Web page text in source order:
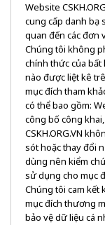
Website
cung cấp danh bạ
quan đến các đơn
Chúng tôi không
chính thức của
nào được liệt kê
mục đích tham
có thể bao gồm:
công bố công
CSKH.ORG.VN
sót hoặc thay đổi
dùng nên kiểm
sử dụng cho mục
Chúng tôi cam
mục đích thương
bảo vệ dữ liệu cá